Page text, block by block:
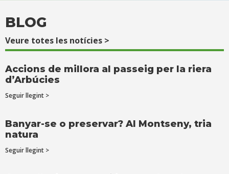
BLOG
Veure totes les notícies >
Accions de millora al passeig per la riera
d’Arbúcies
Seguir llegint >
Banyar-se o preservar? Al Montseny, tria
natura
Seguir llegint >